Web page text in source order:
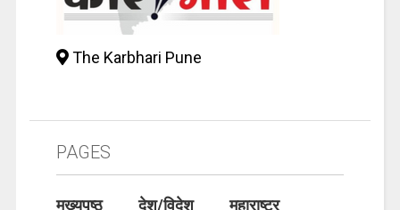
The Karbhari Pune
PAGES
मुख्यपृष्ठ देश/विदेश
महाराष्ट्र